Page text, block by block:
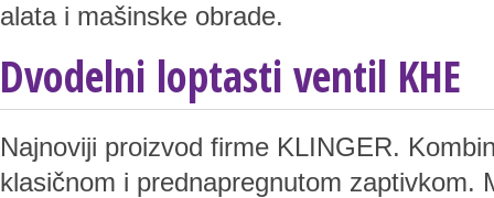
alata i mašinske obrade.
Dvodelni loptasti ventil KHE
Najnoviji proizvod firme KLINGER.
klasičnom i prednapregnutom zaptivkom.